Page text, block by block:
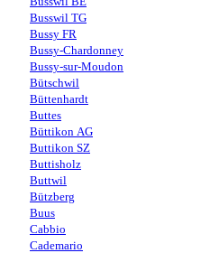
Busswil TG
Bussy FR
Bussy-Chardonney
Bussy-sur-Moudon
Bütschwil
Büttenhardt
Buttes
Büttikon AG
Buttikon SZ
Buttisholz
Buttwil
Bützberg
Buus
Cabbio
Cademario